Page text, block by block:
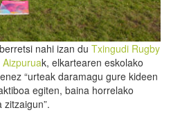
nahi izan du Txingudi Rugby
Aizpuruak, elkartearen eskolako
“urteak daramagu gure kideen
egiten, baina horrelako